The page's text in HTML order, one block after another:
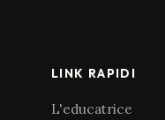
LINK RAPIDI
L'educatrice